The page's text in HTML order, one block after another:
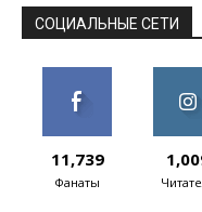
СОЦИАЛЬНЫЕ СЕТИ
11,739
Фанаты